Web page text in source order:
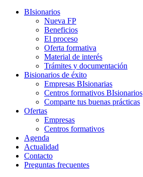
BIsionarios
Nueva FP
Beneficios
El proceso
Oferta formativa
Material de interés
Trámites y documentación
Bisionarios de éxito
Empresas BIsionarias
Centros formativos BIsionarios
Comparte tus buenas prácticas
Ofertas
Empresas
Centros formativos
Agenda
Actualidad
Contacto
Preguntas frecuentes